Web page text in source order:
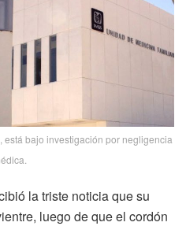
está bajo investigación por negligencia
la triste noticia que su
luego de que el cordón